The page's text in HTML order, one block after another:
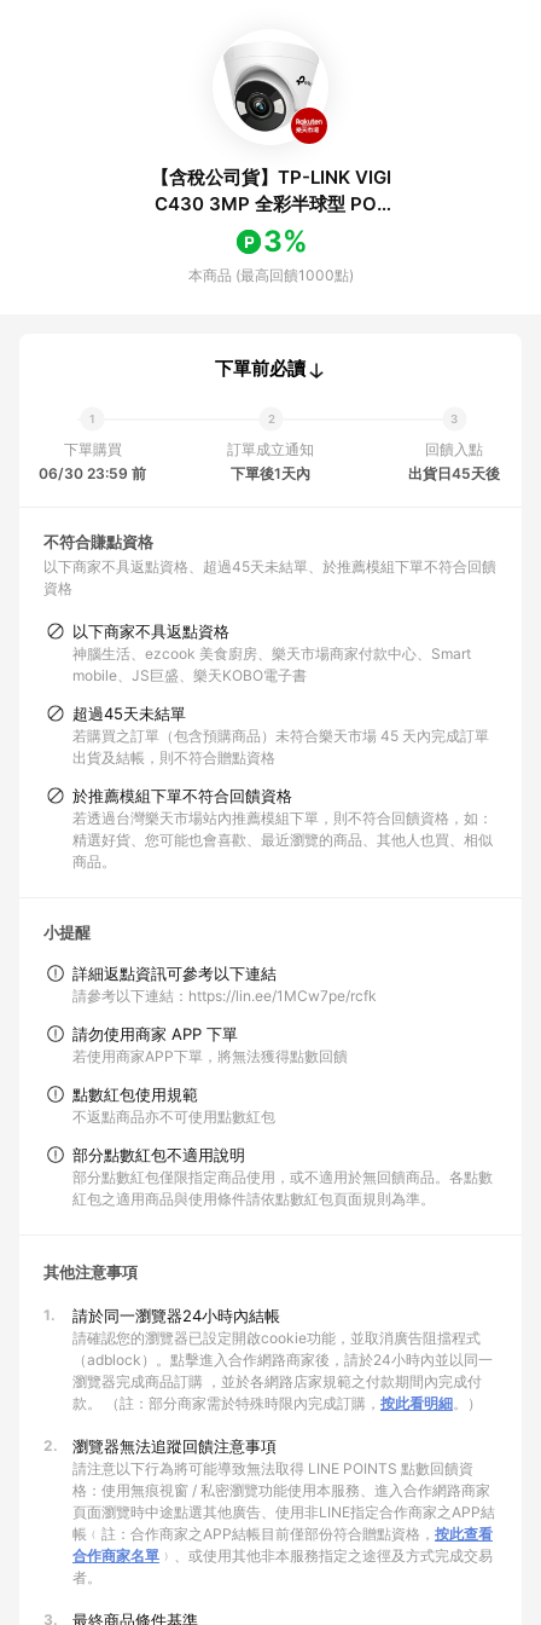
【含稅公司貨】TP-LINK VIGI
C430 3MP 全彩半球型 POE
網路攝影機 IP CAM
3%
本商品 (最高回饋1000點)
下單前必讀
下單購買
06/30 23:59 前
訂單成立通知
下單後1天內
回饋入點
出貨日45天後
不符合賺點資格
以下商家不具返點資格 超過45天未結單
於推薦模組下單不符合回饋
資格
以下商家不具返點資格
神腦生活、ezcook 美食廚房、樂天市場商家付款中心、Smart
mobile、JS巨盛、樂天KOBO電子書
超過45天未結單
若購買之訂單（包含預購商品）未符合樂天市場 45 天內完成訂單
出貨及結帳，則不符合贈點資格
於推薦模組下單不符合回饋資格
若透過台灣樂天市場站內推薦模組下單，則不符合回饋資格，如：
精選好貨、您可能也會喜歡、最近瀏覽的商品、其他人也買、相似
商品。
小提醒
詳細返點資訊可參考以下連結
請參考以下連結：https://lin.ee/1MCw7pe/rcfk
請勿使用商家 APP 下單
若使用商家APP下單，將無法獲得點數回饋
點數紅包使用規範
不返點商品亦不可使用點數紅包
部分點數紅包不適用說明
部分點數紅包僅限指定商品使用，或不適用於無回饋商品。各點數
紅包之適用商品與使用條件請依點數紅包頁面規則為準。
其他注意事項
1. 請於同一瀏覽器24小時內結帳
請確認您的瀏覽器已設定開啟cookie功能，並取消廣告阻擋程式
（adblock）。點擊進入合作網路商家後，請於24小時內並以同一
瀏覽器完成商品訂購 ，並於各網路店家規範之付款期間內完成付
款。 （註：部分商家需於特殊時限內完成訂購， 按此看明細。）
2. 瀏覽器無法追蹤回饋注意事項
請注意以下行為將可能導致無法取得 LINE POINTS 點數回饋資
格：使用無痕視窗 / 私密瀏覽功能使用本服務、進入合作網路商家
頁面瀏覽時中途點選其他廣告、使用非LINE指定合作商家之APP結
帳﹙註：合作商家之APP結帳目前僅部份符合贈點資格， 按此查看
合作商家名單 ﹚、或使用其他非本服務指定之途徑及方式完成交易
者。
3. 最終商品條件基準